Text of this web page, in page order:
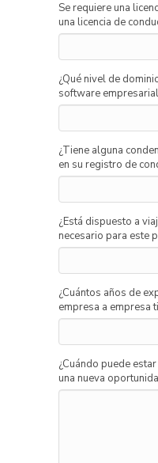
Se requiere una
una licencia de
¿Qué nivel de
software
¿Tiene alguna
en su registro de
¿Está dispuesto a
necesario para este
¿Cuántos años de
empresa a empresa
¿Cuándo puede
una nueva